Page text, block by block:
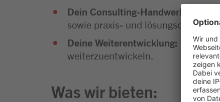
Dein Consulting-Handwerkszeug:
sowie praxis- und
Deine Weiterentwicklung:
weiterzuentwickeln.
Was wir bieten: